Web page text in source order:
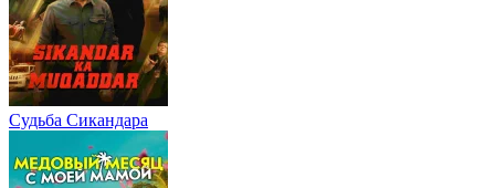
Судьба Сикандара